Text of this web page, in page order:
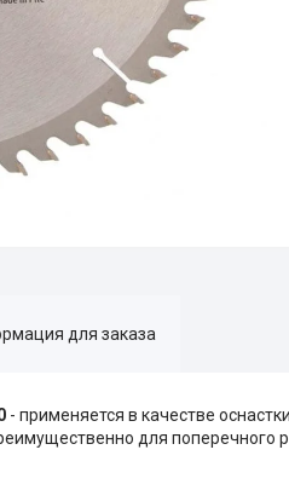
для заказа
- применяется в качестве
для